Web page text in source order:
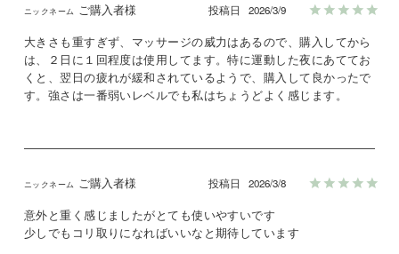
ご購入者様 投稿日 2026/3/9
大きさも重すぎず、マッサージの威力はあるので、購入してから
は、２日に１回程度は使用してます。特に運動した夜にあててお
くと、翌日の疲れが緩和されているようで、購入して良かったで
す。強さは一番弱いレベルでも私はちょうどよく感じます。
ご購入者様 投稿日 2026/3/8
意外と重く感じましたがとても使いやすいです
少しでもコリ取りになればいいなと期待しています